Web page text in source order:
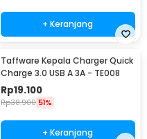
+ Keranjang
Taffware Kepala Charger Quick
Charge 3.0 USB A 3A - TE008
Rp19.100
Rp38.900 51%
+ Keranjang